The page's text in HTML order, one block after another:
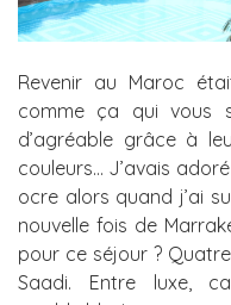
Revenir au Maroc
comme ça qui vous
d’agréable grâce à
couleurs… J’avais
ocre alors quand j’ai
nouvelle fois de
pour ce séjour ?
Saadi. Entre luxe,